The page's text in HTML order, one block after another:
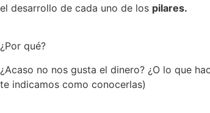
el desarrollo de cada uno de los pilares.
¿Por qué?
¿Acaso no nos gusta el dinero? ¿O lo que
te indicamos como conocerlas)